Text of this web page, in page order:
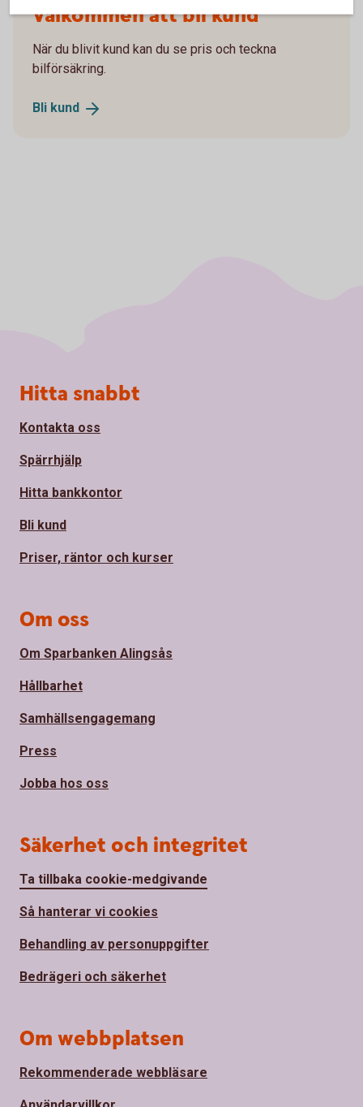
Välkommen att bli kund
När du blivit kund kan du se pris och teckna
bilförsäkring.
Bli kund
Sidfot
Hitta snabbt
Kontakta oss
Spärrhjälp
Hitta bankkontor
Bli kund
Priser, räntor och kurser
Om oss
Om Sparbanken Alingsås
Hållbarhet
Samhällsengagemang
Press
Jobba hos oss
Säkerhet och integritet
Ta tillbaka cookie-medgivande
Så hanterar vi cookies
Behandling av personuppgifter
Bedrägeri och säkerhet
Om webbplatsen
Rekommenderade webbläsare